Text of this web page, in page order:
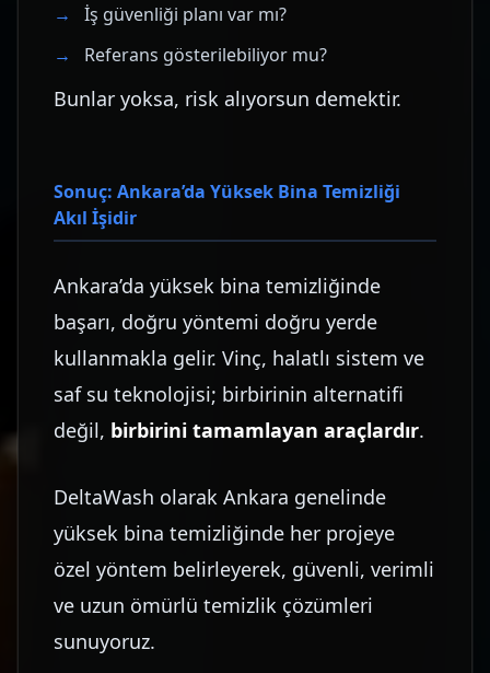
İş güvenliği planı var mı?
Referans gösterilebiliyor mu?
Bunlar yoksa, risk alıyorsun demektir.
Sonuç: Ankara’da Yüksek Bina Temizliği
Akıl İşidir
Ankara’da yüksek bina temizliğinde
başarı, doğru yöntemi doğru yerde
kullanmakla gelir. Vinç, halatlı sistem ve
saf su teknolojisi; birbirinin alternatifi
değil, birbirini tamamlayan araçlardır.
DeltaWash olarak Ankara genelinde
yüksek bina temizliğinde her projeye
özel yöntem belirleyerek, güvenli, verimli
ve uzun ömürlü temizlik çözümleri
sunuyoruz.